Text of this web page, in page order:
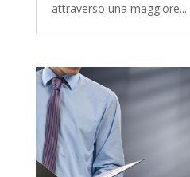
attraverso una maggiore...